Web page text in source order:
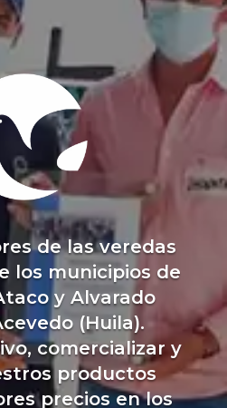
de las veredas
los municipios de
y Alvarado
(Huila).
comercializar y
productos
precios en los